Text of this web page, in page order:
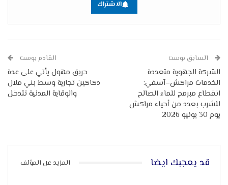
الاشتراك
السابق بوست
الشركة الجهوية متعددة
الخدمات مراكش–آسفي:
انقطاع مبرمج للماء الصالح
للشرب بعدد من أحياء مراكش
يوم 30 يونيو 2026
القادم بوست
حريق مهول يأتي على عدة
دكاكين تجارية وسط بني ملال
والوقاية المدنية تتدخل
قد يعجبك ايضا المزيد عن المؤلف